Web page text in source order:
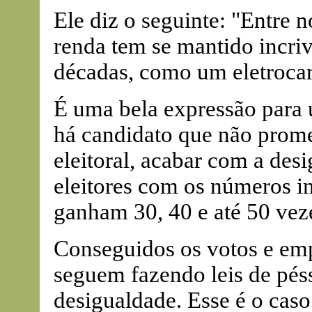
Ele diz o seguinte: "Entre
renda tem se mantido
décadas, como um
É uma bela expressão
há candidato que não
eleitoral, acabar com a
eleitores com os números
ganham 30, 40 e até 50
Conseguidos os votos e
seguem fazendo leis de
desigualdade. Esse é o